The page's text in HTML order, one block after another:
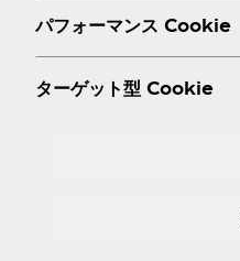
パフォーマンス Cookie
ターゲット型 Cookie